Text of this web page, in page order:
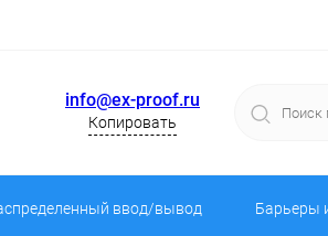
info@ex-proof.ru
Копировать
ввод/вывод Барьеры